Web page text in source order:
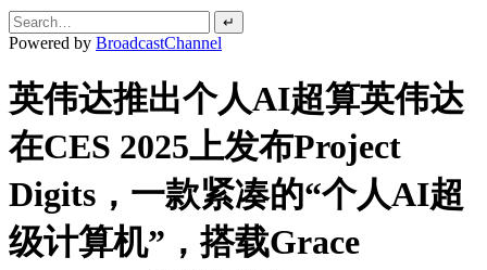
↵
Powered by BroadcastChannel
英伟达推出个人AI超算英伟达
在CES 2025上发布Project
Digits，一款紧凑的“个人AI超
级计算机”，搭载Grace